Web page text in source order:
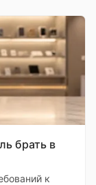
брать в
к